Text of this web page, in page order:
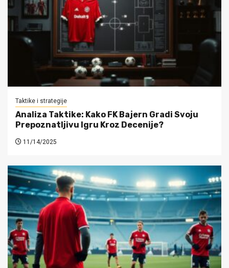
Taktike i strategije
Analiza Taktike: Kako FK Bajern Gradi Svoju
Prepoznatljivu Igru Kroz Decenije?
11/14/2025